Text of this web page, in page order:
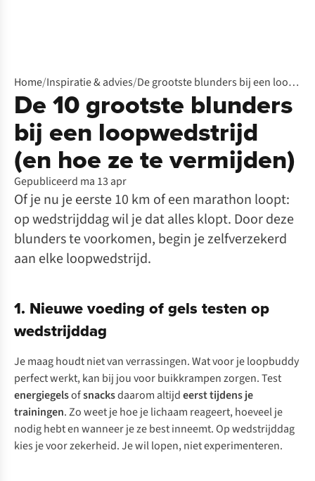
Home/Inspiratie & advies/ De grootste blunders bij een loopwedstrijd
De 10 grootste blunders
bij een loopwedstrijd
(en hoe ze te vermijden)
Gepubliceerd ma 13 apr
Of je nu je eerste 10 km of een marathon loopt:
op wedstrijddag wil je dat alles klopt. Door deze
blunders te voorkomen, begin je zelfverzekerd
aan elke loopwedstrijd.
1. Nieuwe voeding of gels testen op
wedstrijddag
Je maag houdt niet van verrassingen. Wat voor je loopbuddy
perfect werkt, kan bij jou voor buikkrampen zorgen. Test
energiegelsofsnacksdaarom altijdeerst tijdens je
trainingen. Zo weet je hoe je lichaam reageert, hoeveel je
nodig hebt en wanneer je ze best inneemt. Op wedstrijddag
kies je voor zekerheid. Je wil lopen, niet experimenteren.